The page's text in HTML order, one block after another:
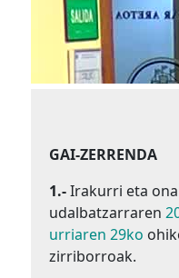
GAI-ZERRENDA
1.-Irakurri eta
udalbatzarraren
urriaren 29ko
zirriborroak.